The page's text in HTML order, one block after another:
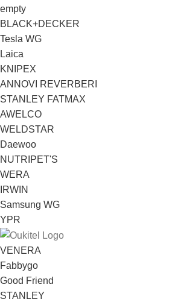
empty
BLACK+DECKER
Tesla WG
Laica
KNIPEX
ANNOVI REVERBERI
STANLEY FATMAX
AWELCO
WELDSTAR
Daewoo
NUTRIPET'S
WERA
IRWIN
Samsung WG
YPR
VENERA
Fabbygo
Good Friend
STANLEY